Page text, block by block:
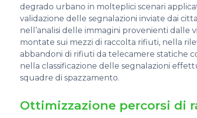
degrado urbano in molteplici scenari
validazione delle segnalazioni inviate dai
nell’analisi delle immagini provenienti dalle
montate sui mezzi di raccolta rifiuti, nella
abbandoni di rifiuti da telecamere statiche
nella classificazione delle segnalazioni
squadre di spazzamento.
Ottimizzazione percorsi di